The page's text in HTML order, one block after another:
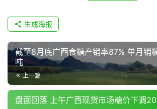
储
运
生成海报
截至8月底广西食糖产销率87% 单月销
吨
上一篇
盘面回落 上午广西现货市场糖价下调